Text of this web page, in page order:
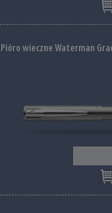
Pióro wieczne Waterman